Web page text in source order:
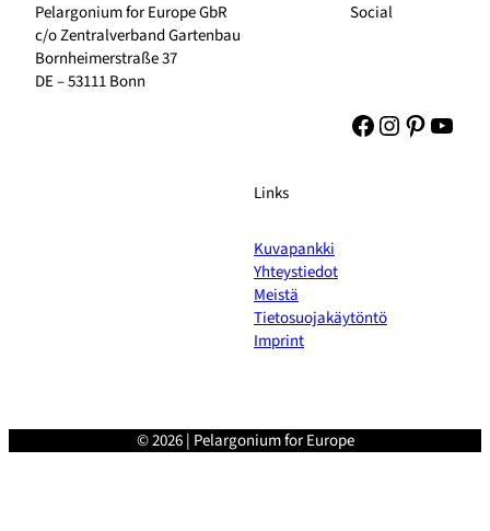
Pelargonium for Europe GbR
c/o Zentralverband Gartenbau
Bornheimerstraße 37
DE – 53111 Bonn
Social
Facebook
Instagram
Links
Kuvapankki
Yhteystiedot
Meistä
Tietosuojakäytöntö
Imprint
© 2026 | Pelargonium for Europe